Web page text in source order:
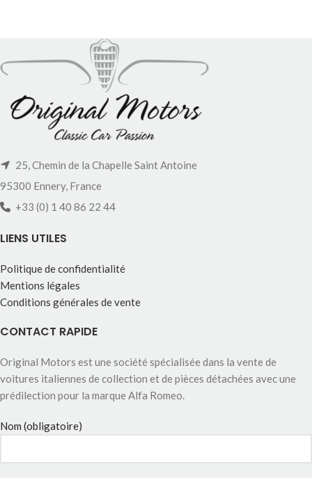
25, Chemin de la Chapelle Saint Antoine
95300 Ennery, France
+33 (0) 1 40 86 22 44
LIENS UTILES
Politique de confidentialité
Mentions légales
Conditions générales de vente
CONTACT RAPIDE
Original Motors est une société spécialisée dans la vente de
voitures italiennes de collection et de pièces détachées avec une
prédilection pour la marque Alfa Romeo.
Nom (obligatoire)